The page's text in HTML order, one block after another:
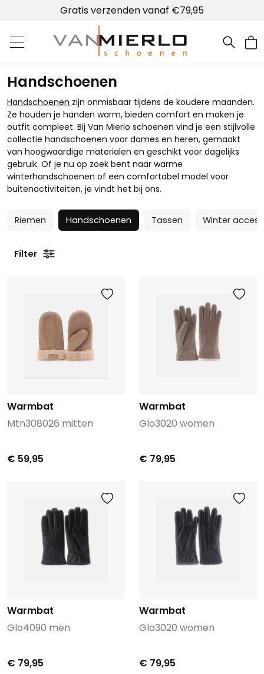
Gratis verzenden vanaf €79,95
Home | Van Mierlo schoenen
Handschoenen
Handschoenen zijn onmisbaar tijdens de koudere maanden.
Ze houden je handen warm, bieden comfort en maken je
outfit compleet. Bij Van Mierlo schoenen vind je een stijlvolle
collectie handschoenen voor dames en heren, gemaakt
van hoogwaardige materialen en geschikt voor dagelijks
gebruik. Of je nu op zoek bent naar warme
winterhandschoenen of een comfortabel model voor
buitenactiviteiten, je vindt het bij ons.
Riemen Handschoenen Tassen Winter
Filter
Warmbat
Mtn308026 mitten
€ 59,95
Warmbat
Glo3020 women
€ 79,95
Warmbat
Glo4090 men
€ 79,95
Warmbat
Glo3020 women
€ 79,95